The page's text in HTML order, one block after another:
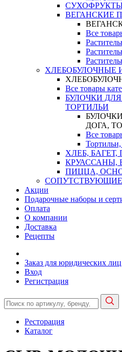
ВЕГАНСКИЕ
Все
ХЛЕБОБУЛОЧНЫЕ
Все товары
БУЛОЧКИ
ТОРТИЛЬИ
ДОГА,
Все
Тортильи,
ХЛЕБ,
КРУАССАНЫ,
ПИЦЦА,
Акции
Подарочные наборы и
Оплата
О компании
Доставка
Рецепты
Заказ для юридических лиц
Вход
Регистрация
Ресторация
Каталог